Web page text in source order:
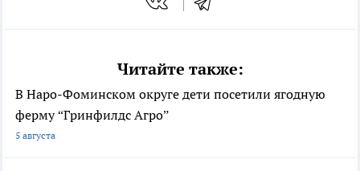
Читайте также:
В Наро-Фоминском округе дети посетили ягодную
ферму “Гринфилдс Агро”
5 августа